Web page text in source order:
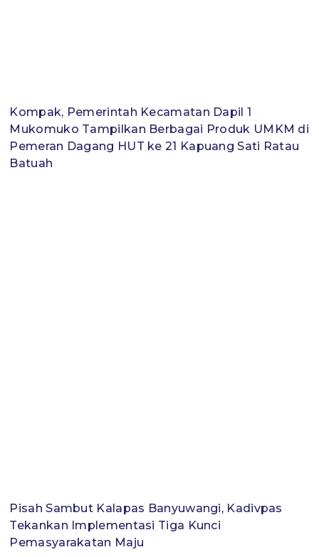
Kompak, Pemerintah Kecamatan Dapil 1
Mukomuko Tampilkan Berbagai Produk UMKM di
Pemeran Dagang HUT ke 21 Kapuang Sati Ratau
Batuah
Pisah Sambut Kalapas Banyuwangi, Kadivpas
Tekankan Implementasi Tiga Kunci
Pemasyarakatan Maju